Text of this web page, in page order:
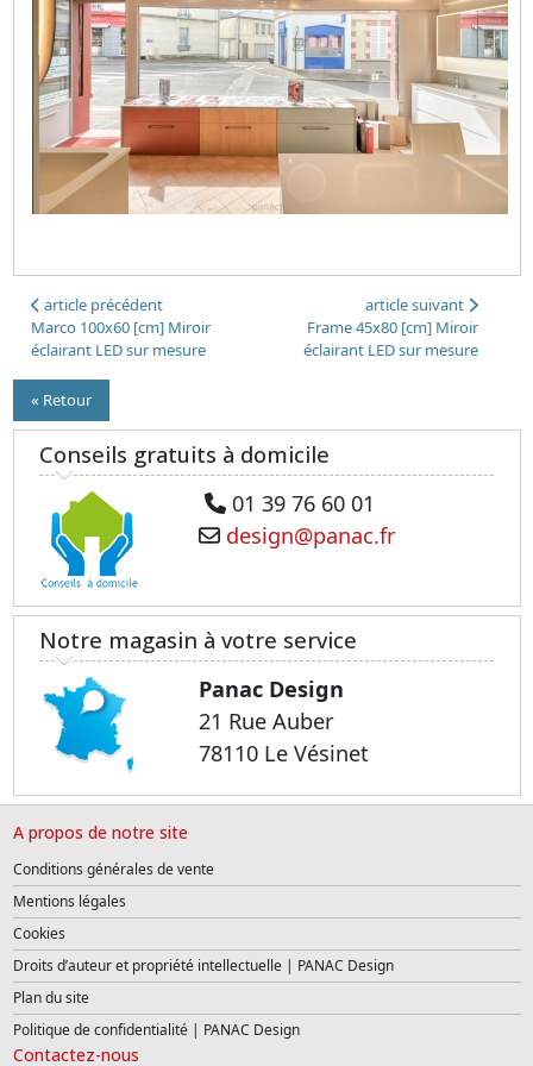
article précédent
Marco 100x60 [cm] Miroir
éclairant LED sur mesure
article suivant
Frame 45x80 [cm] Miroir
éclairant LED sur mesure
« Retour
Conseils gratuits à domicile
01 39 76 60 01
design@panac.fr
Notre magasin à votre service
Panac Design
21 Rue Auber
78110 Le Vésinet
A propos de notre site
Conditions générales de vente
Mentions légales
Cookies
Droits d’auteur et propriété intellectuelle | PANAC Design
Plan du site
Politique de confidentialité | PANAC Design
Contactez-nous